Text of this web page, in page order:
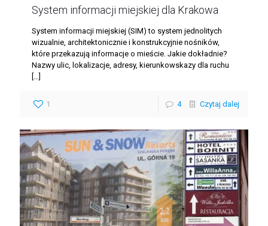
System informacji miejskiej dla Krakowa
System informacji miejskiej (SIM) to system jednolitych
wizualnie, architektonicznie i konstrukcyjnie nośników,
które przekazują informacje o mieście. Jakie dokładnie?
Nazwy ulic, lokalizacje, adresy, kierunkowskazy dla ruchu
[…]
1 4 Czytaj dalej